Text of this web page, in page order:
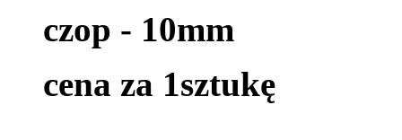
czop - 10mm
cena za 1sztukę